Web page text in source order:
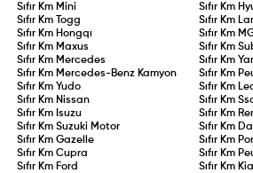
Sıfır Km Mini Sıfır Km
Sıfır Km
Togg Sıfır Km
Sıfır Km Hongqı Sıfır Km
Sıfır Km Maxus Sıfır Km
Sıfır Km Mercedes Sıfır Km
Sıfır Km Mercedes-Benz Kamyon Sıfır Km
Sıfır KmYudo Sıfır Km
Sıfır Km Nissan Sıfır Km
Sıfır Km Isuzu Sıfır Km
Sıfır KmSuzuki Motor Sıfır Km
Sıfır KmGazelle Sıfır Km
Sıfır KmCupra Sıfır Km
Sıfır Km Ford Sıfır Km Kia